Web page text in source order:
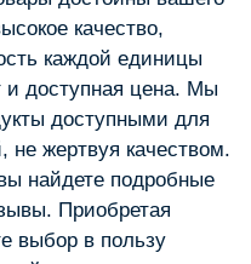
качество,
каждой единицы
и доступная цена. Мы
доступными для
не жертвуя качеством.
найдете подробные
Приобретая
выбор в пользу